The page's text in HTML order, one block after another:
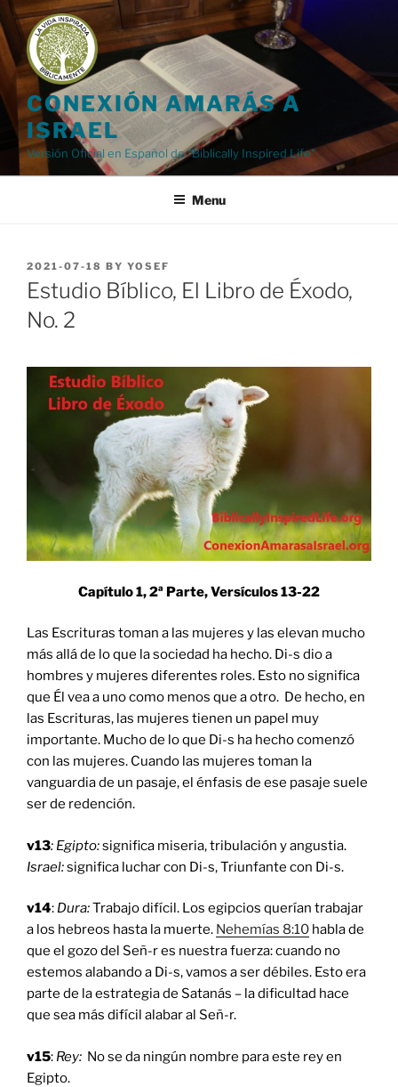
Skip
to
content
CONEXIÓN AMARÁS A
ISRAEL
Versión Oficial en Español de "Biblically Inspired Life"
Menu
POSTED
ON
2021-07-18 BY YOSEF
Estudio Bíblico, El Libro de Éxodo,
No. 2
Capítulo 1, 2ª Parte, Versículos13-22
Las Escrituras toman a las mujeres y las elevan mucho
más allá de lo que la sociedad ha hecho. Di-s dio a
hombres y mujeres diferentes roles. Esto no significa
que Él vea a uno como menos que a otro. De hecho, en
las Escrituras, las mujeres tienen un papel muy
importante. Mucho de lo que Di-s ha hecho comenzó
con las mujeres. Cuando las mujeres toman la
vanguardia de un pasaje, el énfasis de ese pasaje suele
ser de redención.
v13: Egipto:significa miseria, tribulación y angustia.
Israel:significa luchar con Di-s, Triunfante con Di-s.
v14: Dura:Trabajo difícil. Los egipcios querían trabajar
a los hebreos hasta la muerte. Nehemías 8:10 habla de
que el gozo del Señ-r es nuestra fuerza: cuando no
estemos alabando a Di-s, vamos a ser débiles. Esto era
parte de la estrategia de Satanás – la dificultad hace
que sea más difícil alabar al Señ-r.
v15: Rey: No se da ningún nombre para este rey en
Egipto.